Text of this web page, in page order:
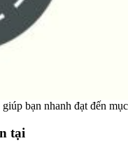
bạn nhanh đạt đến
tại